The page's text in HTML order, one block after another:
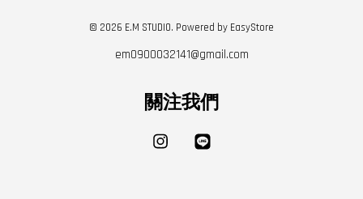
© 2026 E.M STUDIO. Powered by EasyStore
em0900032141@gmail.com
關注我們
Instagram